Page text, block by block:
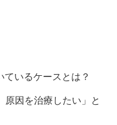
ているケースとは？
原因を治療したい」と